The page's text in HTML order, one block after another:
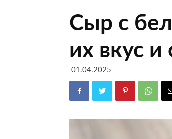
Сыр с
их вкус
01.04.2025